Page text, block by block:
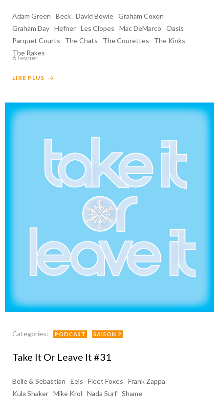
Adam Green Beck David Bowie Graham Coxon
Graham Day Hefner Les Clopes Mac DeMarco
Oasis
Parquet Courts
The Chats The Courettes
The Kinks
The Rakes
6 février
LIRE PLUS
Categories: PODCAST SAISON 2
Take It Or Leave It #31
Belle & Sebastian Eels Fleet Foxes
Frank Zappa
Kula Shaker Mike Krol Nada Surf Shame